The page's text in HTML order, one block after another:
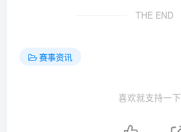
THE END
赛事资讯
喜欢就支持一